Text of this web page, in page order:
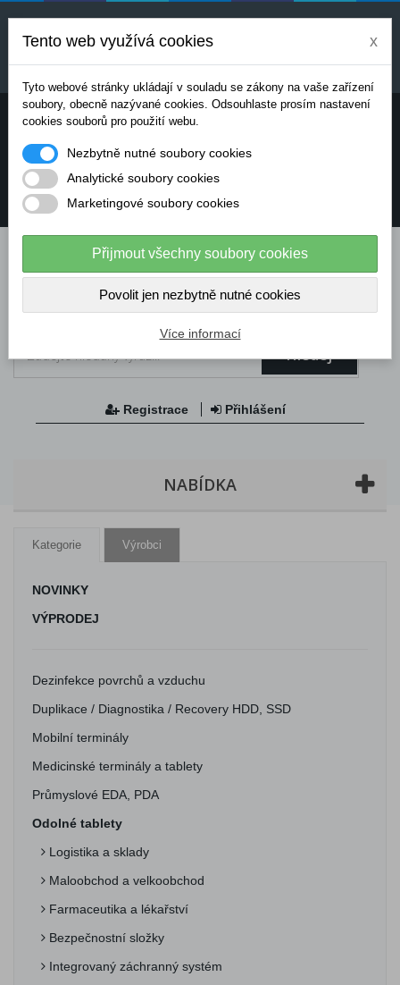
Uvedené ceny jsou orientační a mohou se měnit v
závislosti na aktuálních cenách výrobců a
dodavatelů. Pro přesnou cenovou nabídku prosím
Potřebujete poradit? Chcete objednávat telefonicky:
info@dataflex-security.com
Hledej
Registrace Přihlášení
NABÍDKA
Kategorie Výrobci
NOVINKY
VÝPRODEJ
Dezinfekce povrchů a vzduchu
Duplikace / Diagnostika / Recovery HDD, SSD
Mobilní terminály
Medicinské terminály a tablety
Průmyslové EDA, PDA
Odolné tablety
Logistika a sklady
Maloobchod a velkoobchod
Farmaceutika a lékařství
Bezpečnostní složky
Integrovaný záchranný systém
Tento web využívá cookies x
Tyto webové stránky ukládají v souladu se zákony na vaše zařízení
soubory, obecně nazývané cookies. Odsouhlaste prosím nastavení
cookies souborů pro použití webu.
Nezbytně nutné soubory cookies
Analytické soubory cookies
Marketingové soubory cookies
Přijmout všechny soubory cookies
Povolit jen nezbytně nutné cookies
Více informací